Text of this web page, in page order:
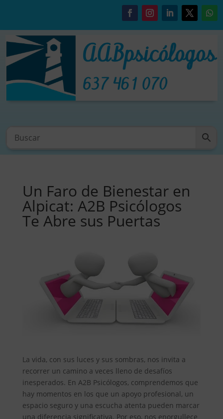
Un Faro de Bienestar en
Alpicat: A2B Psicólogos
Te Abre sus Puertas
La vida, con sus luces y sus sombras, nos invita a
recorrer un camino a veces lleno de desafíos
inesperados. En A2B Psicólogos, comprendemos que
hay momentos en los que un apoyo profesional, un
espacio seguro y una escucha atenta pueden marcar
una diferencia significativa. Por eso, nos enorgullece